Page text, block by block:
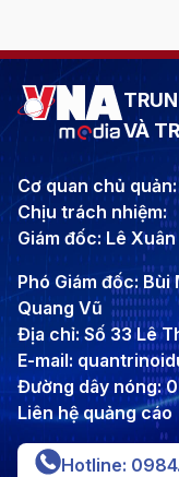
VÀ
Cơ quan chủ
Chịu trách nhiệm:
Giám đốc: Lê
Phó Giám đốc: Bùi
Quang Vũ
Địa chỉ: Số 33 Lê
E-mail:
Đường dây nóng:
Liên hệ quảng cáo
Hotline: